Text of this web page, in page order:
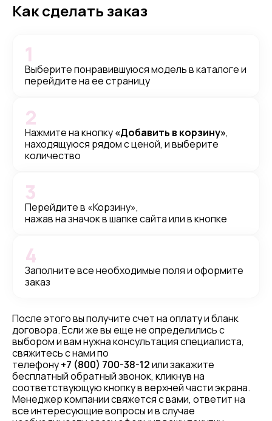
Как сделать заказ
Выберите понравившуюся модель в каталоге и
перейдите на ее страницу
1
Нажмите на кнопку«Добавить в корзину»,
находящуюся рядом с ценой, и выберите
количество
2
Перейдите в «Корзину»,
нажав на значок в шапке сайта или в кнопке
3
Заполните все необходимые поля и оформите
заказ
4
После этого вы получите счет на оплату и бланк
договора. Если же вы еще не определились с
выбором и вам нужна консультация специалиста,
свяжитесь с нами по
телефону+7 (800) 700-38-12или закажите
бесплатный обратный звонок, кликнув на
соответствующую кнопку в верхней части экрана.
Менеджер компании свяжется с вами, ответит на
все интересующие вопросы и в случае